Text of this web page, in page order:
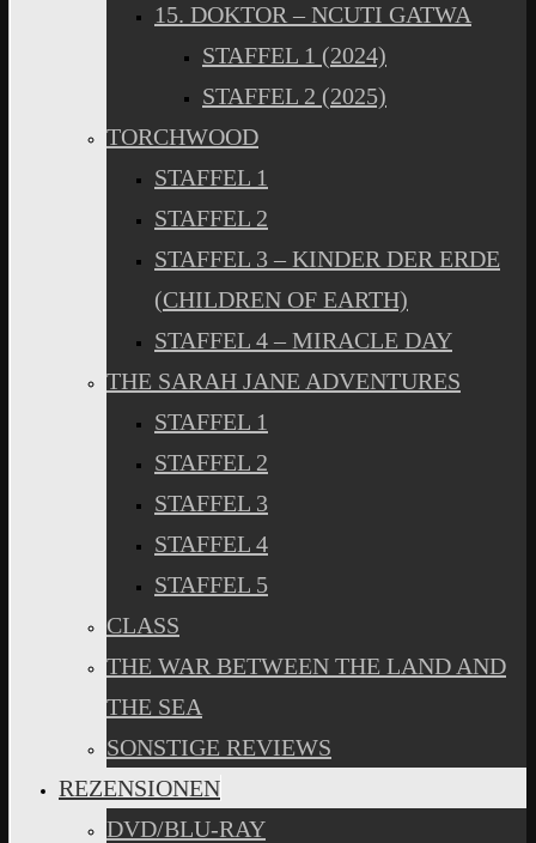
15. DOKTOR – NCUTI GATWA
STAFFEL 1 (2024)
STAFFEL 2 (2025)
TORCHWOOD
STAFFEL 1
STAFFEL 2
STAFFEL 3 – KINDER DER ERDE
(CHILDREN OF EARTH)
STAFFEL 4 – MIRACLE DAY
THE SARAH JANE ADVENTURES
STAFFEL 1
STAFFEL 2
STAFFEL 3
STAFFEL 4
STAFFEL 5
CLASS
THE WAR BETWEEN THE LAND AND
THE SEA
SONSTIGE REVIEWS
REZENSIONEN
DVD/BLU-RAY